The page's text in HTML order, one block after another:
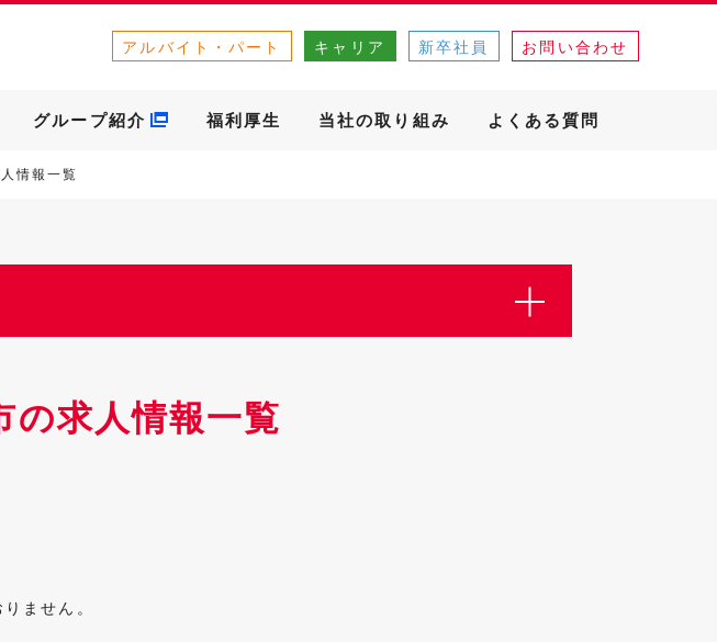
アルバイト・パート キャリア 新卒社員 お問い合わせ
グループ紹介 福利厚生 当社の取り組み よくある質問
情報一覧
の求人情報一覧
ません。